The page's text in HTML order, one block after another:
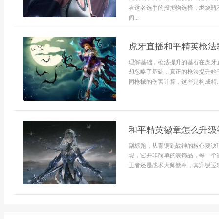
看这名选手的投掷物选择，燃烧
间...
虎牙直播和平精英枪
理解基础，枪法提升的基石在虎
却忽略了基础，真正的枪法提升
同枪械的伤害计算，这些是构成精
和平精英徽章怎么升
副标题，从青铜到战神的核心要
现，它并非简单的装饰品，每一
王者还是战术大师徽章，其升级